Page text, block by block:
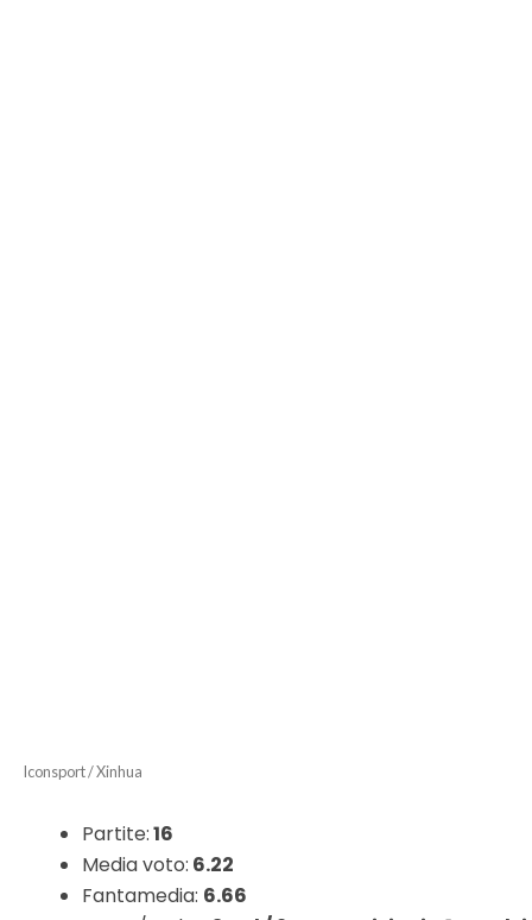
Iconsport / Xinhua
Partite:16
Media voto: 6.22
Fantamedia: 6.66